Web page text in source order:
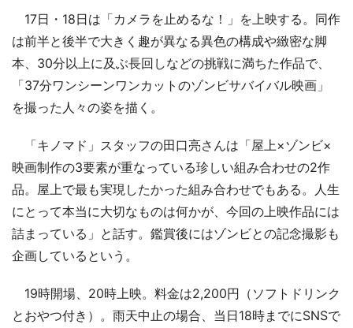
17日・18日は「カメラを止めるな！」を上映する。同作
は前半と後半で大きく趣が異なる異色の構成や緻密な脚
本、30分以上に及ぶ長回しなどの挑戦に満ちた作品で、
「37分ワンシーンワンカットのゾンビサバイバル映画」
を撮った人々の姿を描く。
「キノマド」スタッフの田口亮さんは「屋上×ゾンビ×
映画制作の3要素が重なっている珍しい組み合わせの2作
品。屋上で最も実現したかった組み合わせでもある。人生
にとって本当に大切なものは何かが、今回の上映作品には
詰まっている」と話す。鑑賞後にはゾンビとの記念撮影も
企画しているという。
19時開場、20時上映。料金は2,200円（ソフトドリンク
とおやつ付き）。雨天中止の場合、当日18時までにSNSで